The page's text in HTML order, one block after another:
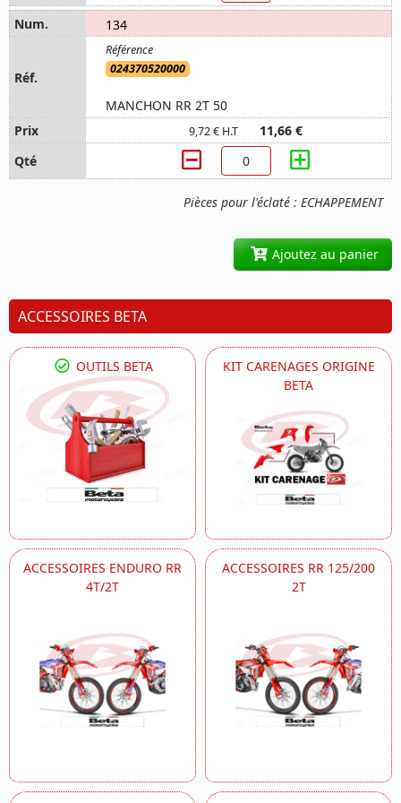
Pièces pour l'éclaté : ECHAPPEMENT
134
024370520000
MANCHON RR 2T 50
9,72 € H.T 11,66 €
Ajoutez au panier
ACCESSOIRES BETA
OUTILS BETA
KIT CARENAGES ORIGINE
BETA
ACCESSOIRES ENDURO RR
4T/2T
ACCESSOIRES RR 125/200
2T